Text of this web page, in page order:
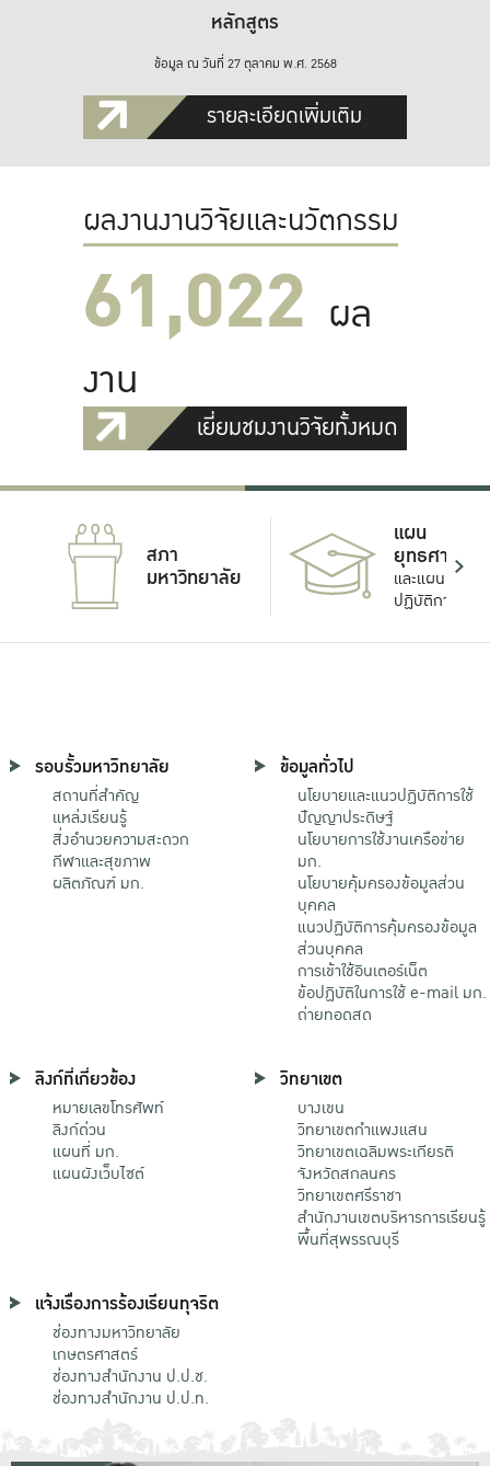
หลักสูตร
ข้อมูล ณ วันที่ 27 ตุลาคม พ.ศ. 2568
รายละเอียดเพิ่มเติม
ผลงานงานวิจัยและนวัตกรรม
61,022 ผล
งาน
เยี่ยมชมงานวิจัยทั้งหมด
สภา
มหาวิทยาลัย
แผน
ยุทธศาสตร์
และแผน
ปฏิบัติการ
รอบรั้วมหาวิทยาลัย
สถานที่สำคัญ
แหล่งเรียนรู้
สิ่งอำนวยความสะดวก
กีฬาและสุขภาพ
ผลิตภัณฑ์ มก.
ข้อมูลทั่วไป
นโยบายและแนวปฏิบัติการใช้
ปัญญาประดิษฐ์
นโยบายการใช้งานเครือข่าย
มก.
นโยบายคุ้มครองข้อมูลส่วน
บุคคล
แนวปฏิบัติการคุ้มครองข้อมูล
ส่วนบุคคล
การเข้าใช้อินเตอร์เน็ต
ข้อปฏิบัติในการใช้ e-mail มก.
ถ่ายทอดสด
ลิงก์ที่เกี่ยวข้อง
หมายเลขโทรศัพท์
ลิงก์ด่วน
แผนที่ มก.
แผนผังเว็บไซต์
วิทยาเขต
บางเขน
วิทยาเขตกําแพงแสน
วิทยาเขตเฉลิมพระเกียรติ
จังหวัดสกลนคร
วิทยาเขตศรีราชา
สำนักงานเขตบริหารการเรียนรู้
พื้นที่สุพรรณบุรี
แจ้งเรื่องการร้องเรียนทุจริต
ช่องทางมหาวิทยาลัย
เกษตรศาสตร์
ช่องทางสำนักงาน ป.ป.ช.
ช่องทางสำนักงาน ป.ป.ท.